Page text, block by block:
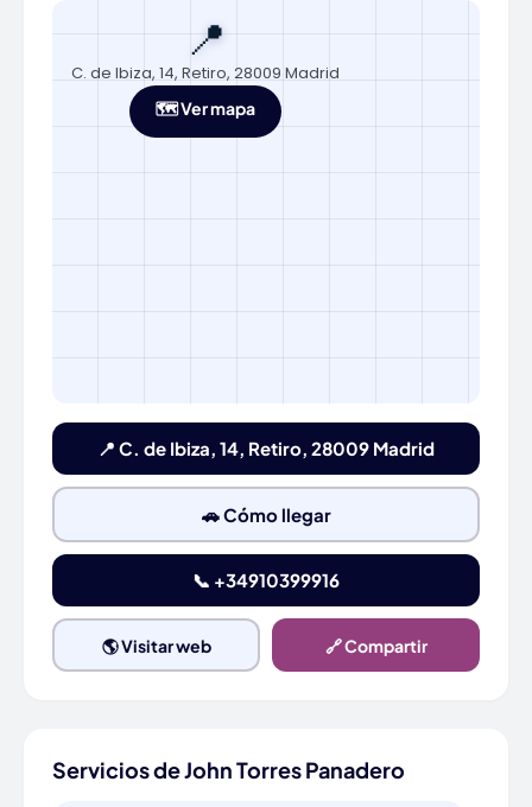
📍
C. de Ibiza, 14, Retiro, 28009 Madrid
🗺️ Ver mapa
📍 C. de Ibiza, 14, Retiro, 28009 Madrid
🚗 Cómo llegar
📞 +34910399916
🌎 Visitar web 🔗 Compartir
Servicios de John Torres Panadero